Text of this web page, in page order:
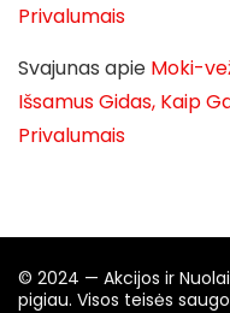
Privalumais
Svajunas apie Moki-
Išsamus Gidas, Kaip
Privalumais
© 2024 — Akcijos ir
pigiau. Visos teisės